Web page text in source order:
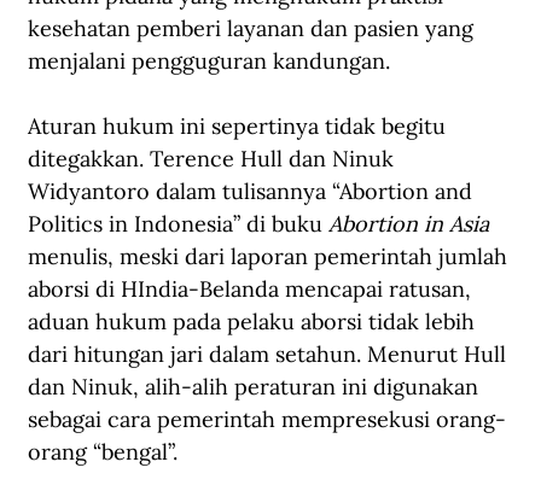
kesehatan pemberi layanan dan pasien yang
menjalani pengguguran kandungan.
Aturan hukum ini sepertinya tidak begitu
ditegakkan. Terence Hull dan Ninuk
Widyantoro dalam tulisannya “Abortion and
Politics in Indonesia” di buku Abortion in Asia
menulis, meski dari laporan pemerintah jumlah
aborsi di HIndia-Belanda mencapai ratusan,
aduan hukum pada pelaku aborsi tidak lebih
dari hitungan jari dalam setahun. Menurut Hull
dan Ninuk, alih-alih peraturan ini digunakan
sebagai cara pemerintah mempresekusi orang-
orang “bengal”.